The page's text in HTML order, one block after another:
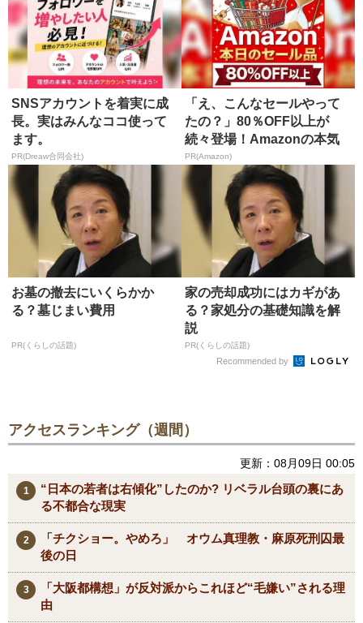
SNSアカウントを着実に成
長。実はみんなココ使って
ます。
PR(Dreaw合同会社)
「え、こんなセールやって
たの？」80％OFF以上が
続々登場！Amazonの本気
が...
PR(Amazon)
お墓の撤去にいくらかか
る？墓じまい費用
PR(くらしの話題)
家の売却成功にはカギがあ
る？家処分の基礎知識を解
説
PR(くらしの話題)
Recommended by
アクセスランキング（週間）
更新：08月09日 00:05
“日本の若者は右傾化”したのか? リベラル台頭の裏にあ
る不都合な現実
「チクショー。やめろ」 オウム真理教・麻原死刑囚最
後の日
「大阪都構想」が反対派からこれほど“毛嫌い”される理
由